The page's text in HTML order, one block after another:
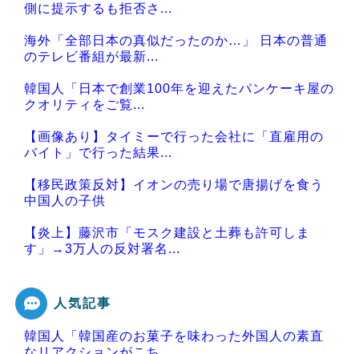
側に提示するも拒否さ...
海外「全部日本の真似だったのか…」 日本の普通
のテレビ番組が最新...
韓国人「日本で創業100年を迎えたパンケーキ屋の
クオリティをご覧...
【画像あり】タイミーで行った会社に「直雇用の
バイト」で行った結果...
【移民政策反対】イオンの売り場で唐揚げを食う
中国人の子供
【炎上】藤沢市「モスク建設と土葬も許可しま
す」→3万人の反対署名...
Powered by livedoor 相互RSS
人気記事
韓国人「韓国産のお菓子を味わった外国人の素直